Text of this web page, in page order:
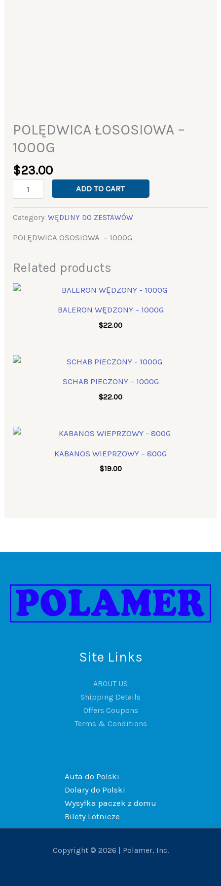
POLĘDWICA ŁOSOSIOWA –
1000G
$23.00
ADD TO CART
Category:WĘDLINY DO ZESTAWÓW
POLĘDWICA OSOSIOWA – 1000G
Related products
BALERON WĘDZONY – 1000G
$22.00
SCHAB PIECZONY – 1000G
$22.00
KABANOS WIEPRZOWY – 800G
$19.00
Site Links
ABOUT US
Shipping Details
Offers Coupons
Terms & Conditions
Auta do Polski
Dolary do Polski
Wysyłka paczek z domu
Bilety Lotnicze
Copyright © 2026 | Polamer, Inc.